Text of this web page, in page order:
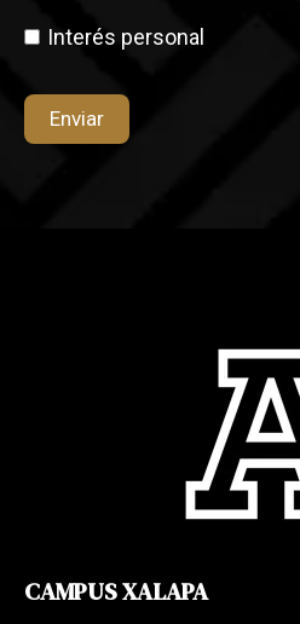
Interés personal
CAMPUS XALAPA